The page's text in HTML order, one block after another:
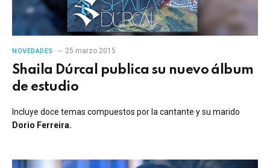
NOVEDADES 25 marzo 2015
Shaila Dúrcal publica su nuevo álbum
de estudio
Incluye doce temas compuestos por la cantante y su marido
Dorio Ferreira.